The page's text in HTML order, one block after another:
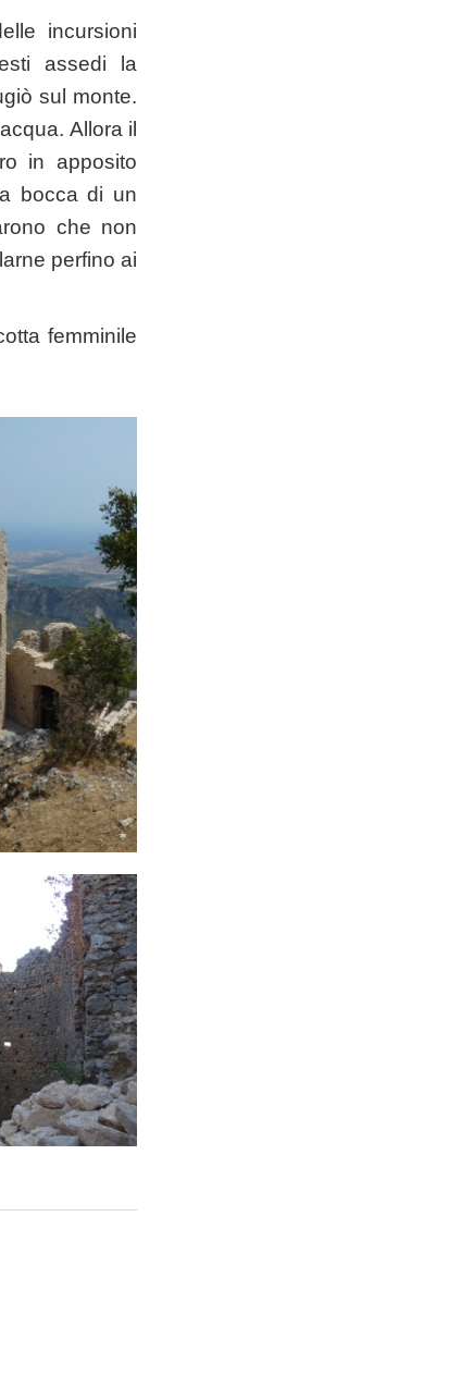
incursioni
assedi la
sul monte.
Allora il
in apposito
bocca di un
che non
perfino ai
femminile